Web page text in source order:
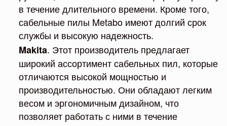
в течение длительного времени. Кроме того,
сабельные пилы Metabo имеют долгий срок
службы и высокую надежность.
Makita. Этот производитель предлагает
широкий ассортимент сабельных пил, которые
отличаются высокой мощностью и
производительностью. Они обладают легким
весом и эргономичным дизайном, что
позволяет работать с ними в течение